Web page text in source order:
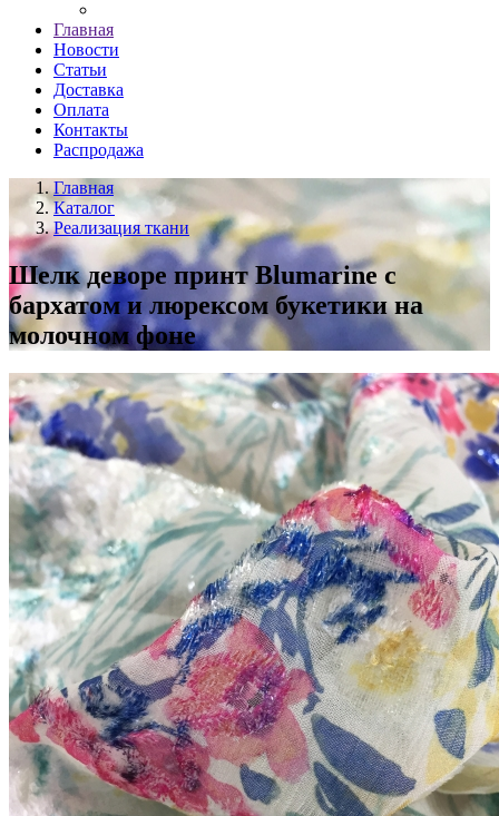
Главная
Новости
Статьи
Доставка
Оплата
Контакты
Распродажа
Главная
Каталог
Реализация ткани
Шелк деворе принт Blumarine с
бархатом и люрексом букетики на
молочном фоне